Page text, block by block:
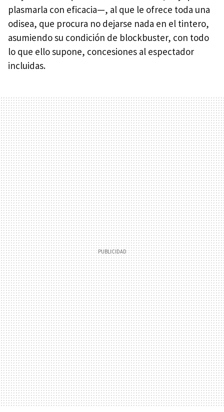
plasmarla con eficacia—, al que le ofrece toda una
odisea, que procura no dejarse nada en el tintero,
asumiendo su condición de blockbuster, con todo
lo que ello supone, concesiones al espectador
incluidas.